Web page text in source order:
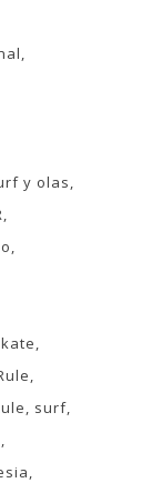
y olas
surf